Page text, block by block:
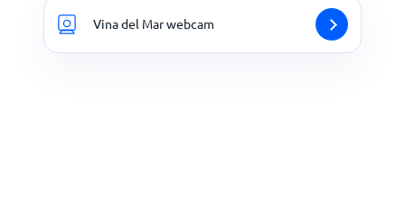
Vina del Mar webcam